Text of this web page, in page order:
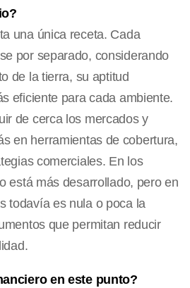
una única receta. Cada
por separado, considerando
de la tierra, su aptitud
eficiente para cada ambiente.
de cerca los mercados y
en herramientas de cobertura,
comerciales. En los
está más desarrollado, pero en
todavía es nula o poca la
que permitan reducir
en este punto?